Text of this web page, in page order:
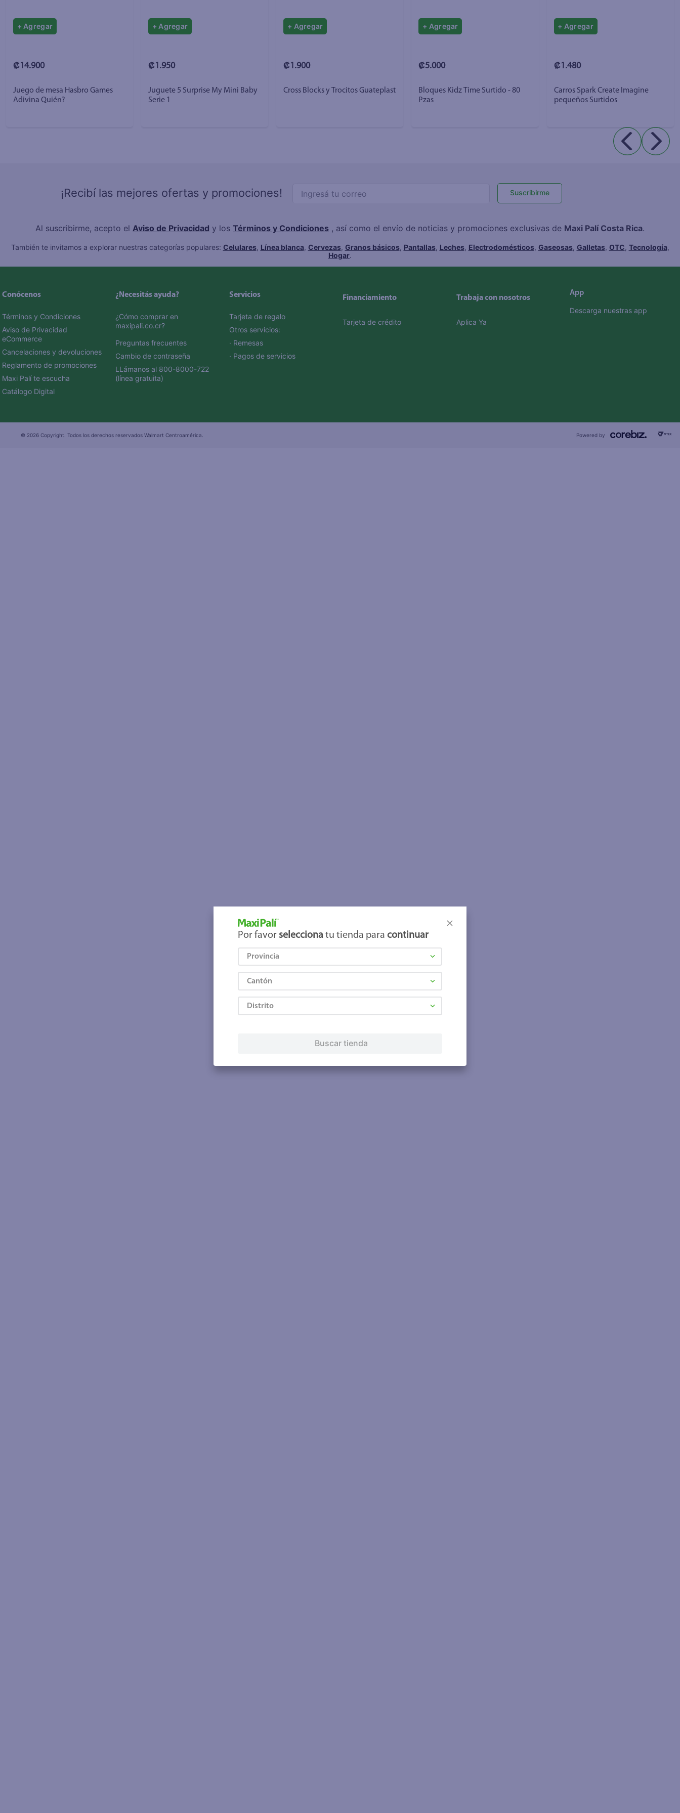
+ Agregar
₡14.900
Juego de mesa Hasbro Games
Adivina Quién?
+ Agregar
₡1.950
Juguete 5 Surprise My Mini Baby
Serie 1
+ Agregar
₡1.900
Cross Blocks y Trocitos Guateplast
+ Agregar
₡5.000
Bloques Kidz Time Surtido - 80
Pzas
+ Agregar
₡1.480
Carros Spark Create Imagine
pequeños Surtidos
¡Recibí las mejores ofertas y promociones! Suscribirme
Al suscribirme, acepto el Aviso de Privacidad y los Términos y Condiciones , así como el envío de noticias y promociones exclusivas de Maxi Palí Costa Rica.
También te invitamos a explorar nuestras categorías populares: Celulares, Línea blanca, Cervezas, Granos básicos, Pantallas, Leches, Electrodomésticos, Gaseosas, Galletas, OTC, Tecnología,
Hogar.
Conócenos
Términos y Condiciones
Aviso de Privacidad
eCommerce
Cancelaciones y devoluciones
Reglamento de promociones
Maxi Palí te escucha
Catálogo Digital
¿Necesitás ayuda?
¿Cómo comprar en
maxipali.co.cr?
Preguntas frecuentes
Cambio de contraseña
LLámanos al 800-8000-722
(línea gratuita)
Servicios
Tarjeta de regalo
Otros servicios:
· Remesas
· Pagos de servicios
Financiamiento
Tarjeta de crédito
Trabaja con nosotros
Aplica Ya
App
Descarga nuestras app
© 2026 Copyright. Todos los derechos reservados Walmart Centroamérica. Powered by
Por favor selecciona tu tienda para continuar
Provincia
Cantón
Distrito
Buscar tienda